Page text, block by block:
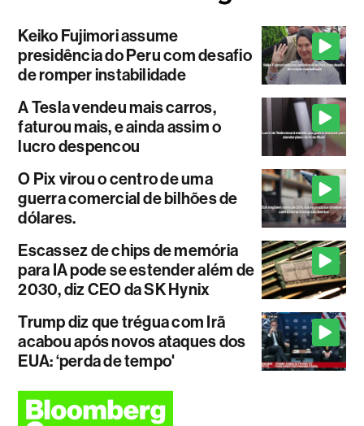
Keiko Fujimori assume
presidência do Peru com desafio
de romper instabilidade
A Tesla vendeu mais carros,
faturou mais, e ainda assim o
lucro despencou
O Pix virou o centro de uma
guerra comercial de bilhões de
dólares.
Escassez de chips de memória
para IA pode se estender além de
2030, diz CEO da SK Hynix
Trump diz que trégua com Irã
acabou após novos ataques dos
EUA: ‘perda de tempo'